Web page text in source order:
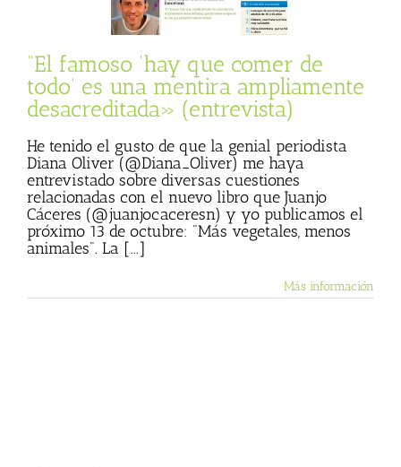
animales
“El famoso ‘hay que comer de
todo’ es una mentira ampliamente
desacreditada» (entrevista)
He tenido el gusto de que la genial periodista
Diana Oliver (@Diana_Oliver) me haya
entrevistado sobre diversas cuestiones
relacionadas con el nuevo libro que Juanjo
Cáceres (@juanjocaceresn) y yo publicamos el
próximo 13 de octubre: "Más vegetales, menos
animales". La [...]
Más información